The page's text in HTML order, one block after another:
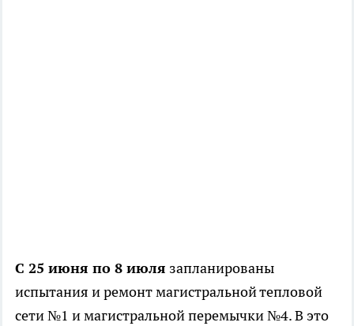
С 25 июня по 8 июля запланированы
испытания и ремонт магистральной тепловой
сети №1 и магистральной перемычки №4. В это